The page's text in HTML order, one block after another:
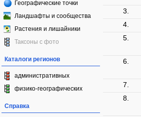
Географические точки
Ландшафты и сообщества
Растения и лишайники
Таксоны с фото
Каталоги регионов
административных
физико-географических
Справка
3.
4.
5.
6.
7.
8.